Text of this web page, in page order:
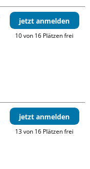
jetzt anmelden
10 von 16 Plätzen frei
jetzt anmelden
13 von 16 Plätzen frei